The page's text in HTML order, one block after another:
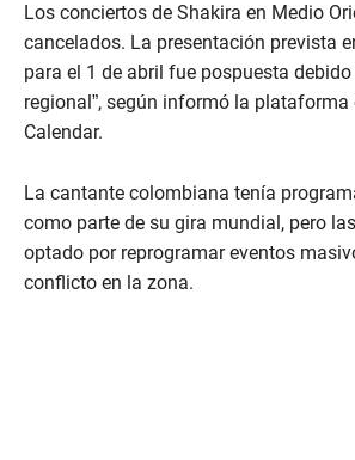
Los conciertos de Shakira en Medio
cancelados. La presentación prevista
para el 1 de abril fue pospuesta
regional”, según informó la
Calendar.
La cantante colombiana tenía
como parte de su gira mundial, pero
optado por reprogramar eventos
conflicto en la zona.